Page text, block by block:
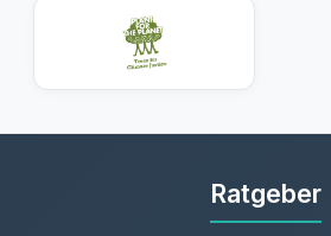
Ratgeber